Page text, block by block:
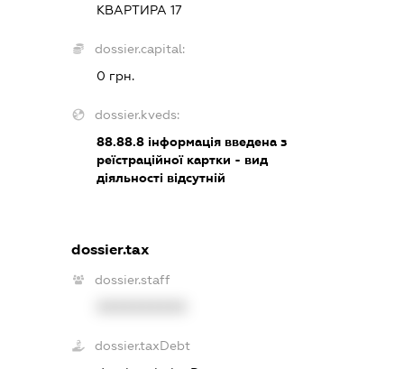
КВАРТИРА 17
dossier.capital:
0 грн.
dossier.kveds:
88.88.8 інформація введена з
реїстраційної картки - вид
діяльності відсутній
dossier.tax
dossier.staff
dossier.taxDebt